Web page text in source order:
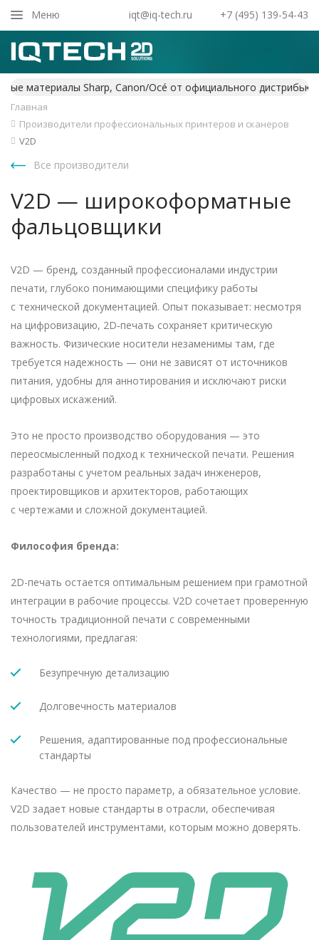
Меню
iqt@iq-tech.ru
+7 (495) 139-54-43
Главная
Производители профессиональных принтеров и сканеров
V2D
Все производители
V2D — широкоформатные
фальцовщики
V2D — бренд, созданный профессионалами индустрии
печати, глубоко понимающими специфику работы
с технической документацией. Опыт показывает: несмотря
на цифровизацию, 2D‑печать сохраняет критическую
важность. Физические носители незаменимы там, где
требуется надежность — они не зависят от источников
питания, удобны для аннотирования и исключают риски
цифровых искажений.
Это не просто производство оборудования — это
переосмысленный подход к технической печати. Решения
разработаны с учетом реальных задач инженеров,
проектировщиков и архитекторов, работающих
с чертежами и сложной документацией.
Философия бренда:
2D-печать остается оптимальным решением при грамотной
интеграции в рабочие процессы. V2D сочетает проверенную
точность традиционной печати с современными
технологиями, предлагая:
Безупречную детализацию
Долговечность материалов
Решения, адаптированные под профессиональные
стандарты
Качество — не просто параметр, а обязательное условие.
V2D задает новые стандарты в отрасли, обеспечивая
пользователей инструментами, которым можно доверять.